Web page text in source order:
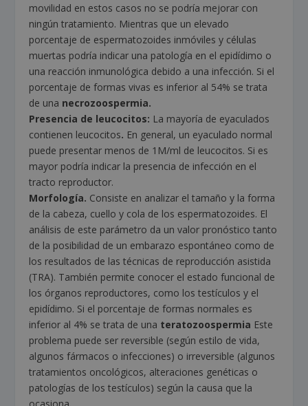
movilidad en estos casos no se podría mejorar con
ningún tratamiento. Mientras que un elevado
porcentaje de espermatozoides inmóviles y células
muertas podría indicar una patología en el epidídimo o
una reacción inmunológica debido a una infección. Si el
porcentaje de formas vivas es inferior al 54% se trata
de una necrozoospermia.
Presencia de leucocitos: La mayoría de eyaculados
contienen leucocitos. En general, un eyaculado normal
puede presentar menos de 1M/ml de leucocitos. Si es
mayor podría indicar la presencia de infección en el
tracto reproductor.
Morfología. Consiste en analizar el tamaño y la forma
de la cabeza, cuello y cola de los espermatozoides. El
análisis de este parámetro da un valor pronóstico tanto
de la posibilidad de un embarazo espontáneo como de
los resultados de las técnicas de reproducción asistida
(TRA). También permite conocer el estado funcional de
los órganos reproductores, como los testículos y el
epidídimo. Si el porcentaje de formas normales es
inferior al 4% se trata de una teratozoospermia Este
problema puede ser reversible (según estilo de vida,
algunos fármacos o infecciones) o irreversible (algunos
tratamientos oncológicos, alteraciones genéticas o
patologías de los testículos) según la causa que la
ocasiona.